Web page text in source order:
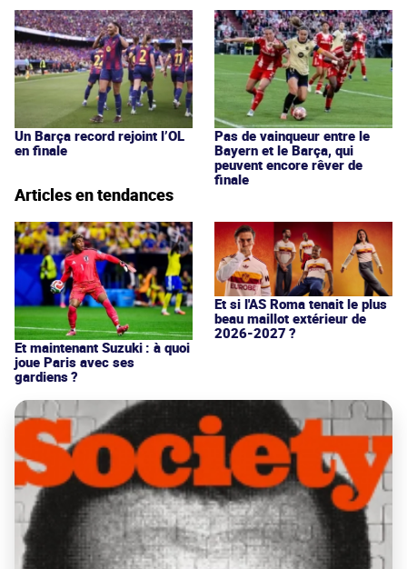
Un Barça record rejoint l’OL
en finale
Pas de vainqueur entre le
Bayern et le Barça, qui
peuvent encore rêver de
finale
Articles en tendances
Et maintenant Suzuki : à quoi
joue Paris avec ses
gardiens ?
Et si l'AS Roma tenait le plus
beau maillot extérieur de
2026-2027 ?